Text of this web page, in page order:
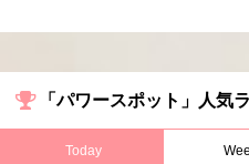
「パワースポット」人気
Today